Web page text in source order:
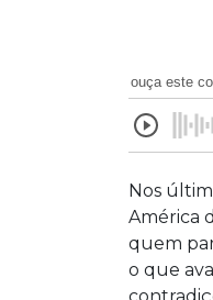
ouça este
Nos
América
quem
o que